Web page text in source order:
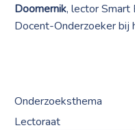
Doomernik, lector Smart
Docent-Onderzoeker bij
Onderzoeksthema
Lectoraat